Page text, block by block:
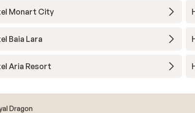
Monart City
Baia Lara
Aria Resort
Dragon